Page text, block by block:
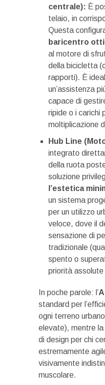
centrale): È
telaio, in
Questa
baricentro
al motore di
della bicicletta
rapporti). È
un’assistenza
capace di
ripide o i carichi
moltiplicazione
Hub Line
integrato
della ruota
soluzione
l’estetica
un sistema
per un utilizzo
veloce, dove il
sensazione di
tradizionale
spento o
priorità assolute
In poche parole: l’
standard per
ogni terreno
elevate), mentre la
di design per chi
estremamente
visivamente
muscolare.